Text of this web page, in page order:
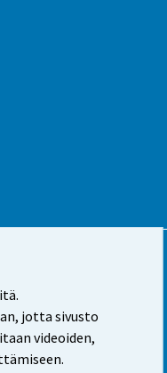
jotta sivusto
videoiden,